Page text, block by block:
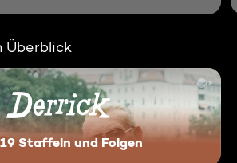
Überblick
Staffeln und Folgen